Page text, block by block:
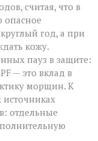
считая, что в
опасное
год, а при
кожу.
пауз в защите:
— это вклад в
морщин. К
источниках
отдельные